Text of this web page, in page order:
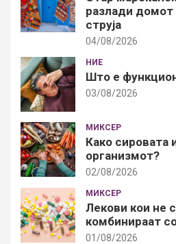
разлади
струја
04/08/2026
НИЕ
Што е
03/08/2026
МИКСЕР
Како сировата
организмот?
02/08/2026
МИКСЕР
Лекови кои не
комбинираат
01/08/2026